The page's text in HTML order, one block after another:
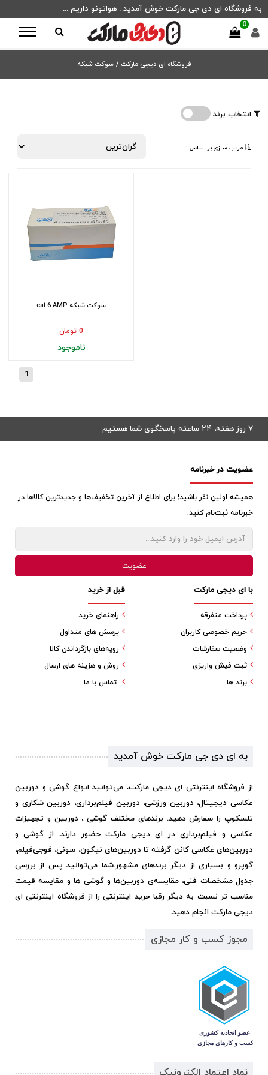
به فروشگاه ای دی جی مارکت خوش آمدید . هواتونو داریم ...
0
فروشگاه ای دیجی مارکت / سوکت شبکه
انتخاب برند
مرتب ‌سازی بر اساس :
سوکت شبکه cat 6 AMP
0 تومان
ناموجود
1
۷ روز هفته، ۲۴ ساعته پاسخگوی شما هستیم
عضویت در خبرنامه
همیشه اولین نفر باشید! برای اطلاع از آخرین تخفیف‌ها و جدیدترین کالاها در
خبرنامه ثبت‌نام کنید.
قبل از خرید
راهنمای خرید
پرسش های متداول
رویه‌های بازگرداندن کالا
روش و هزینه های ارسال
تماس با ما
با ای دیجی مارکت
پرداخت متفرقه
حریم خصوصی کاربران
وضعیت سفارشات
ثبت فیش واریزی
برند ها
به ای دی جی مارکت خوش آمدید
از فروشگاه اینترنتی ای دیجی مارکت، می‌توانید انواع گوشی و دوربین
عکاسی دیجیتال، دوربین ورزشی، دوربین فیلم‌برداری، دوربین شکاری و
تلسکوپ را سفارش دهید. برندهای مختلف گوشی ، دوربین و تجهیزات
عکاسی و فیلم‌برداری در ای دیجی مارکت حضور دارند. از گوشی و
دوربین‌های عکاسی کانن گرفته تا دوربین‌های نیکون، سونی، فوجی‌فیلم،
گوپرو و بسیاری از دیگر برندهای مشهور.شما می‌توانید پس از بررسی
جدول مشخصات فنی، مقایسه‌ی دوربین‌ها و گوشی ها و مقایسه قیمت
مناسب تر نسبت به دیگر رقبا خرید اینترنتی را از فروشگاه اینترنتی ای
دیجی مارکت انجام دهید.
مجوز کسب و کار مجازی